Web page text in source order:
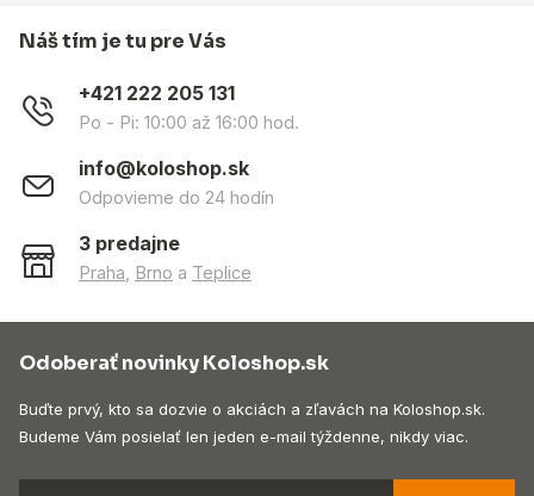
Náš tím je tu pre Vás
+421 222 205 131
Po - Pi: 10:00 až 16:00 hod.
info@koloshop.sk
Odpovieme do 24 hodín
3 predajne
Praha Brno a Teplice
Odoberať novinky Koloshop.sk
Buďte prvý, kto sa dozvie o akciách a zľavách na Koloshop.sk.
Budeme Vám posielať len jeden e-mail týždenne, nikdy viac.